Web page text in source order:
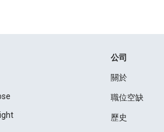
公司
關於
職位空缺
歷史